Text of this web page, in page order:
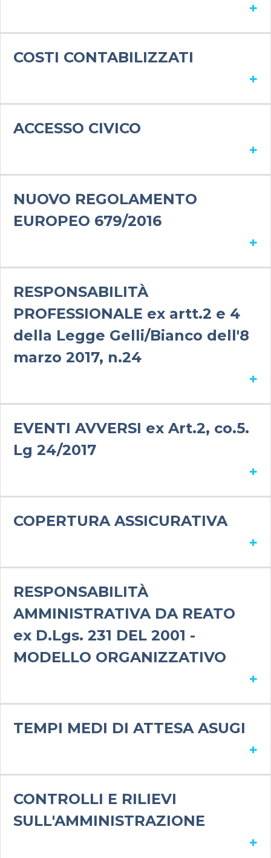
+
COSTI CONTABILIZZATI
+
ACCESSO CIVICO
+
NUOVO REGOLAMENTO
EUROPEO 679/2016
+
RESPONSABILITÀ
PROFESSIONALE ex artt.2 e 4
della Legge Gelli/Bianco dell'8
marzo 2017, n.24
+
EVENTI AVVERSI ex Art.2, co.5.
Lg 24/2017
+
COPERTURA ASSICURATIVA
+
RESPONSABILITÀ
AMMINISTRATIVA DA REATO
ex D.Lgs. 231 DEL 2001 -
MODELLO ORGANIZZATIVO
+
TEMPI MEDI DI ATTESA ASUGI
+
CONTROLLI E RILIEVI
SULL'AMMINISTRAZIONE
+